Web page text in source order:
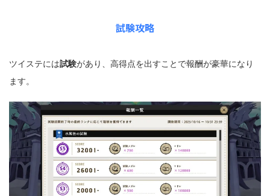
試験攻略
ツイステには試験があり、高得点を出すことで報酬が豪華になり
ます。